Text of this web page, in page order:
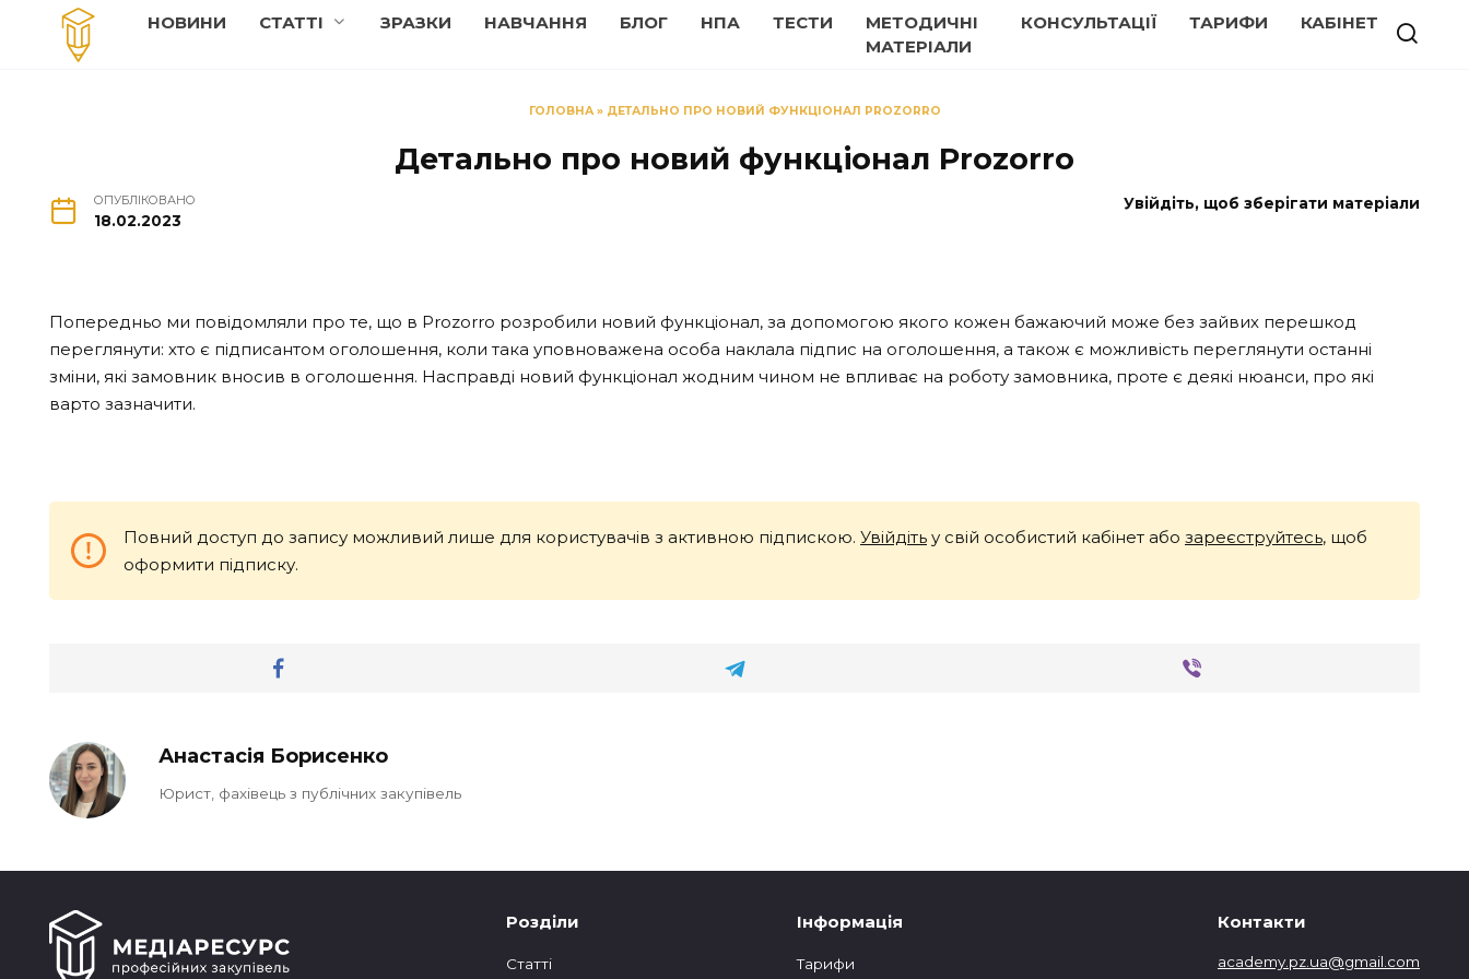
Перейти
НОВИНИ СТАТТI ЗРАЗКИ НАВЧАННЯ БЛОГ НПА ТЕСТИ
МЕТОДИЧНІ
МАТЕРІАЛИ
КОНСУЛЬТАЦІЇ ТАРИФИ КАБІНЕТ
ГОЛОВНА» ДЕТАЛЬНО ПРО НОВИЙ ФУНКЦІОНАЛ PROZORRO
Детально про новий функціонал Prozorro
ОПУБЛІКОВАНО
18.02.2023
Увійдіть, щоб зберігати матеріали
Попередньо ми повідомляли про те, що в Prozorro розробили новий функціонал, за допомогою якого кожен бажаючий може без зайвих перешкод
переглянути: хто є підписантом оголошення, коли така уповноважена особа наклала підпис на оголошення, а також є можливість переглянути останні
зміни, які замовник вносив в оголошення. Насправді новий функціонал жодним чином не впливає на роботу замовника, проте є деякі нюанси, про які
варто зазначити.
Повний доступ до запису можливий лише для користувачів з активною підпискою. Увійдіть у свій особистий кабінет або зареєструйтесь, щоб
оформити підписку.
Анастасія Борисенко
Юрист, фахівець з публічних закупівель
Розділи
Статтi
Інформація
Тарифи
Контакти
academy.pz.ua@gmail.com